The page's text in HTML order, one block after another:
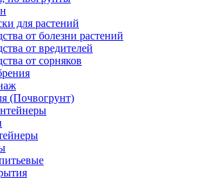
для растений
от болезни растений
от вредителей
от сорняков
(Почвогрунт)